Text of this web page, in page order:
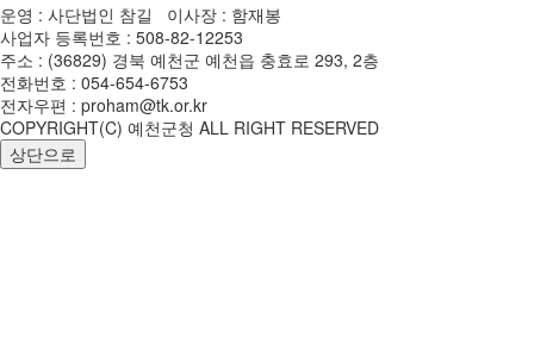
운영 : 사단법인 참길 이사장 : 함재봉
사업자 등록번호 : 508-82-12253
주소 : (36829) 경북 예천군 예천읍 충효로 293, 2층
전화번호 : 054-654-6753
전자우편 : proham@tk.or.kr
COPYRIGHT(C) 예천군청 ALL RIGHT RESERVED
상단으로